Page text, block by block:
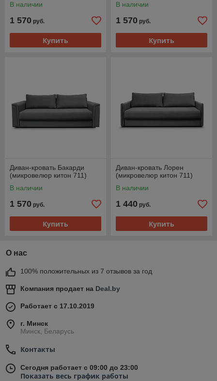
В наличии
1 570 руб.
Купить
В наличии
1 570 руб.
Купить
Диван-кровать Бакарди
(микровелюр китон 711)
В наличии
1 570 руб.
Купить
Диван-кровать Лорен
(микровелюр китон 711)
В наличии
1 440 руб.
Купить
О нас
100% положительных из 7 отзывов за год
Компания продает на Deal.by
Работает с 17.10.2019
г. Минск
Минск, Беларусь
Контакты
Сегодня работает с 09:00 до 23:00
Показать весь график работы